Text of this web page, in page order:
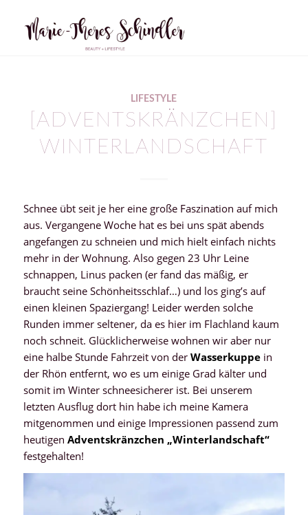
LIFESTYLE
[ADVENTSKRÄNZCHEN]
WINTERLANDSCHAFT
Schnee übt seit je her eine große Faszination auf mich
aus. Vergangene Woche hat es bei uns spät abends
angefangen zu schneien und mich hielt einfach nichts
mehr in der Wohnung. Also gegen 23 Uhr Leine
schnappen, Linus packen (er fand das mäßig, er
braucht seine Schönheitsschlaf…) und los ging’s auf
einen kleinen Spaziergang! Leider werden solche
Runden immer seltener, da es hier im Flachland kaum
noch schneit. Glücklicherweise wohnen wir aber nur
eine halbe Stunde Fahrzeit von der Wasserkuppein
der Rhön entfernt, wo es um einige Grad kälter und
somit im Winter schneesicherer ist. Bei unserem
letzten Ausflug dort hin habe ich meine Kamera
mitgenommen und einige Impressionen passend zum
heutigen Adventskränzchen „Winterlandschaft“
festgehalten!